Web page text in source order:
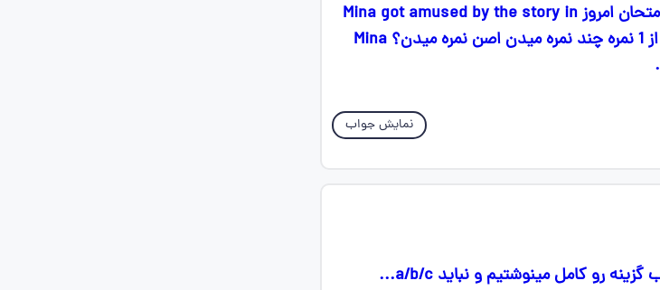
دوستان یه سوال فکرم و مشغول کرده تو امتحان امروز Mina got amused by the story in
the library. رو اینجوری نوشتم به نظرتون از 1 نمره چند نمره میدن اصن نمره میدن؟ Mina
نمایش جواب
اقا شنیدم میگن برای امتحان زبان باید جواب گزینه رو کامل مینوشتیم و نباید a/b/c...